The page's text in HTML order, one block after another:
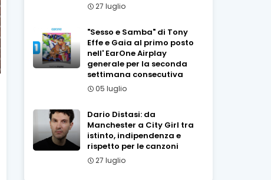
27 luglio
"Sesso e Samba" di Tony
Effe e Gaia al primo posto
nell' EarOne Airplay
generale per la seconda
settimana consecutiva
05 luglio
Dario Distasi: da
Manchester a City Girl tra
istinto, indipendenza e
rispetto per le canzoni
27 luglio